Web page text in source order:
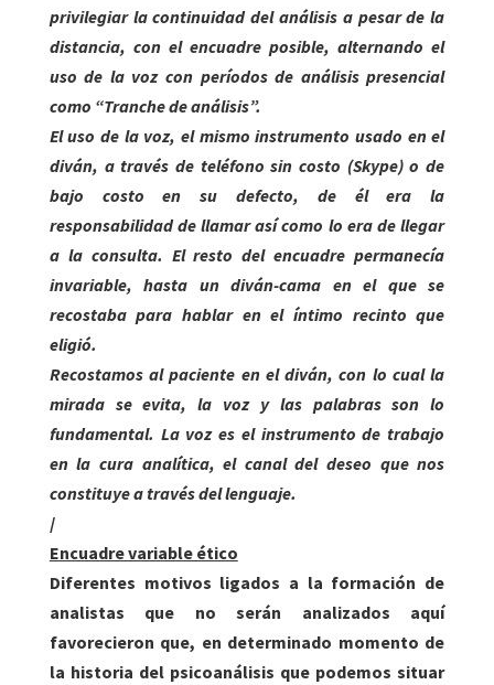
privilegiar la continuidad del análisis a pesar de la
distancia, con el encuadre posible, alternando el
uso de la voz con períodos de análisis presencial
como “Tranche de análisis”.
El uso de la voz, el mismo instrumento usado en el
diván, a través de teléfono sin costo (Skype) o de
bajo costo en su defecto, de él era la
responsabilidad de llamar así como lo era de llegar
a la consulta. El resto del encuadre permanecía
invariable, hasta un diván-cama en el que se
recostaba para hablar en el íntimo recinto que
eligió.
Recostamos al paciente en el diván, con lo cual la
mirada se evita, la voz y las palabras son lo
fundamental. La voz es el instrumento de trabajo
en la cura analítica, el canal del deseo que nos
constituye a través del lenguaje.
/
Encuadre variable ético
Diferentes motivos ligados a la formación de
analistas que no serán analizados aquí
favorecieron que, en determinado momento de
la historia del psicoanálisis que podemos situar